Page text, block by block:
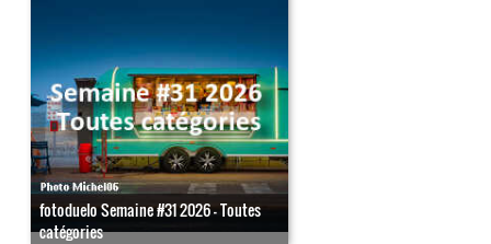
fotoduelo Semaine #31 2026 - Toutes
catégories